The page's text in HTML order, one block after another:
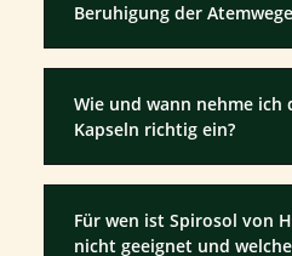
Beruhigung der
Wie und wann nehme ich
Kapseln richtig ein?
Für wen ist Spirosol von
nicht geeignet und welche